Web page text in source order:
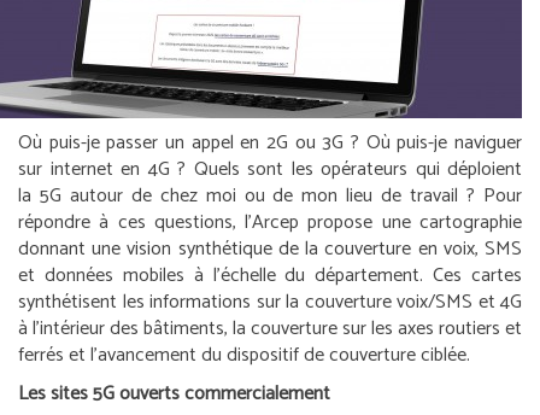
Où puis-je passer un appel en 2G ou 3G ? Où puis-je naviguer
sur internet en 4G ? Quels sont les opérateurs qui déploient
la 5G autour de chez moi ou de mon lieu de travail ? Pour
répondre à ces questions, l’Arcep propose une cartographie
donnant une vision synthétique de la couverture en voix, SMS
et données mobiles à l’échelle du département. Ces cartes
synthétisent les informations sur la couverture voix/SMS et 4G
à l’intérieur des bâtiments, la couverture sur les axes routiers et
ferrés et l’avancement du dispositif de couverture ciblée.
Les sites 5G ouverts commercialement